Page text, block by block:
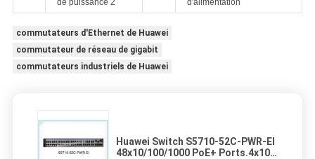
commutateurs d'Ethernet de Huawei
commutateur de réseau de gigabit
commutateurs industriels de Huawei
Huawei Switch S5710-52C-PWR-EI
48x10/100/1000 PoE+ Ports.4x10